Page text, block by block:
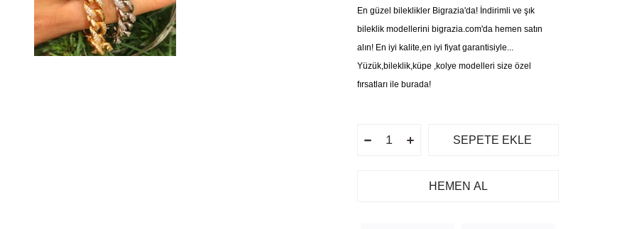
En güzel bileklikler Bigrazia'da! İndirimli ve şık
bileklik modellerini bigrazia.com'da hemen satın
alın! En iyi kalite,en iyi fiyat garantisiyle...
Yüzük,bileklik,küpe ,kolye modelleri size özel
fırsatları ile burada!